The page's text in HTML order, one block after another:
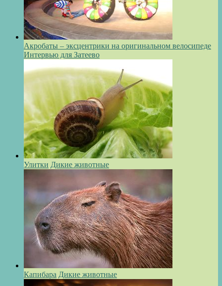
Акробаты – эксцентрики на оригинальном велосипеде
Интервью для Затеево
Улитки Дикие животные
Капибара Дикие животные